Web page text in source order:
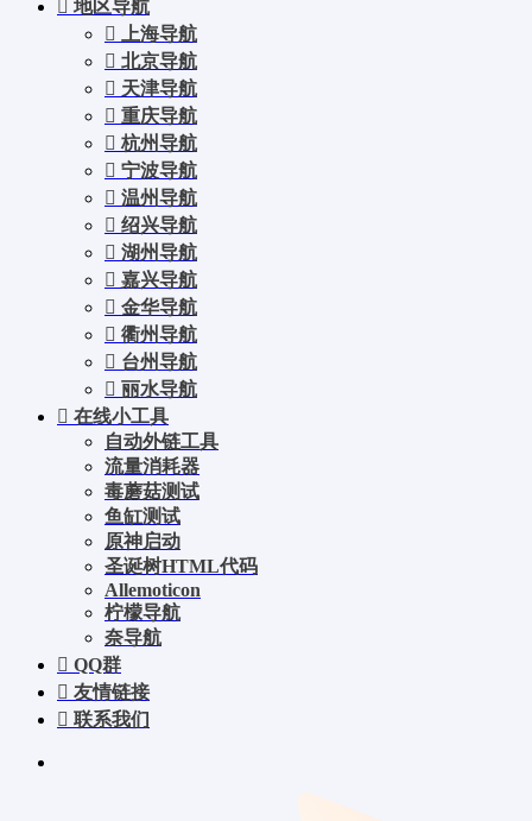
地区导航
上海导航
北京导航
天津导航
重庆导航
杭州导航
宁波导航
温州导航
绍兴导航
湖州导航
嘉兴导航
金华导航
衢州导航
台州导航
丽水导航
在线小工具
自动外链工具
流量消耗器
毒蘑菇测试
鱼缸测试
原神启动
圣诞树HTML代码
Allemoticon
柠檬导航
奈导航
QQ群
友情链接
联系我们